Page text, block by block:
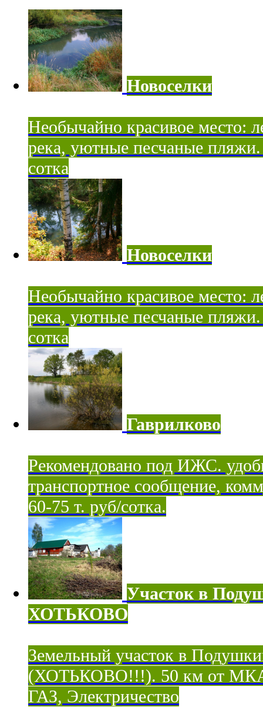
Новоселки
Необычайно красивое место:
река, уютные песчаные
сотка
Новоселки
Необычайно красивое место:
река, уютные песчаные
сотка
Гаврилково
Рекомендовано под ИЖС.
транспортное сообщение,
60-75 т. руб/сотка.
Участок в
ХОТЬКОВО
Земельный участок в
(ХОТЬКОВО!!!). 50 км от
ГАЗ, Электричество